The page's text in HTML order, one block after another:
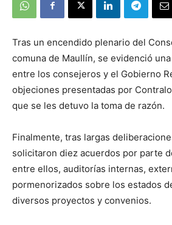
Tras un encendido plenario del
comuna de Maullín, se evidenció
entre los consejeros y el Gobierno
objeciones presentadas por
que se les detuvo la toma de razón.
Finalmente, tras largas
solicitaron diez acuerdos por parte
entre ellos, auditorías internas,
pormenorizados sobre los estados
diversos proyectos y convenios.